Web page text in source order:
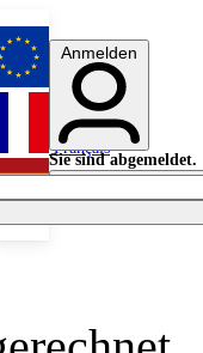
English
Français
Anmelden
Sie sind abgemeldet.
Licht aus